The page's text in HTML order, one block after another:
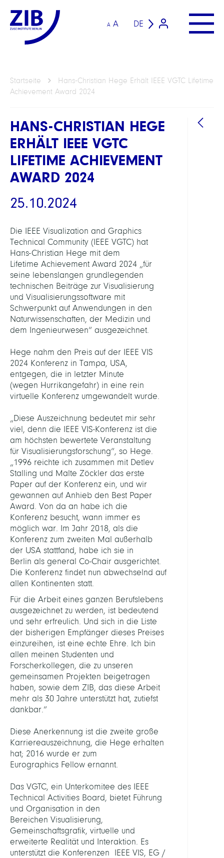
A A DE
Startseite
Hans-Christian Hege Erhält IEEE VGTC Lifetime
Achievement Award 2024
HANS-CHRISTIAN HEGE
ERHÄLT IEEE VGTC
LIFETIME ACHIEVEMENT
AWARD 2024
25.10.2024
Die IEEE Visualization and Graphics
Technical Community (IEEE VGTC) hat
Hans-Christian Hege mit dem
Lifetime Achievement Award 2024 „für
seine lebenslangen grundlegenden
technischen Beiträge zur Visualisierung
und Visualisierungssoftware mit
Schwerpunkt auf Anwendungen in den
Naturwissenschaften, der Medizin und
dem Ingenieurwesen“ ausgezeichnet.
Hege nahm den Preis auf der IEEE VIS
2024 Konferenz in Tampa, USA,
entgegen, die in letzter Minute
(wegen Hurrikangefahr) in eine rein
virtuelle Konferenz umgewandelt wurde.
„Diese Auszeichnung bedeutet mir sehr
viel, denn die IEEE VIS-Konferenz ist die
am höchsten bewertete Veranstaltung
für Visualisierungsforschung“, so Hege.
„1996 reichte ich zusammen mit Detlev
Stalling und Malte Zöckler das erste
Paper auf der Konferenz ein, und wir
gewannen auf Anhieb den Best Paper
Award. Von da an habe ich die
Konferenz besucht, wann immer es
möglich war. Im Jahr 2018, als die
Konferenz zum zweiten Mal außerhalb
der USA stattfand, habe ich sie in
Berlin als general Co-Chair ausgerichtet.
Die Konferenz findet nun abwechselnd auf
allen Kontinenten statt.
Für die Arbeit eines ganzen Berufslebens
ausgezeichnet zu werden, ist bedeutend
und sehr erfreulich. Und sich in die Liste
der bisherigen Empfänger dieses Preises
einzureihen, ist eine echte Ehre. Ich bin
allen meinen Studenten und
Forscherkollegen, die zu unseren
gemeinsamen Projekten beigetragen
haben, sowie dem ZIB, das diese Arbeit
mehr als 30 Jahre unterstützt hat, zutiefst
dankbar.“
Diese Anerkennung ist die zweite große
Karriereauszeichnung, die Hege erhalten
hat; 2016 wurde er zum
Eurographics Fellow ernannt.
Das VGTC, ein Unterkomitee des IEEE
Technical Activities Board, bietet Führung
und Organisation in den
Bereichen Visualisierung,
Gemeinschaftsgrafik, virtuelle und
erweiterte Realität und Interaktion. Es
unterstützt die Konferenzen IEEE VIS, EG /